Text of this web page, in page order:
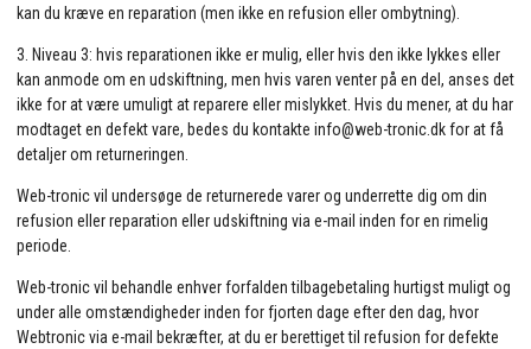
kan du kræve en reparation (men ikke en refusion eller ombytning).
3. Niveau 3: hvis reparationen ikke er mulig, eller hvis den ikke lykkes eller
kan anmode om en udskiftning, men hvis varen venter på en del, anses det
ikke for at være umuligt at reparere eller mislykket. Hvis du mener, at du har
modtaget en defekt vare, bedes du kontakte info@web-tronic.dk for at få
detaljer om returneringen.
Web-tronic vil undersøge de returnerede varer og underrette dig om din
refusion eller reparation eller udskiftning via e-mail inden for en rimelig
periode.
Web-tronic vil behandle enhver forfalden tilbagebetaling hurtigst muligt og
under alle omstændigheder inden for fjorten dage efter den dag, hvor
Webtronic via e-mail bekræfter, at du er berettiget til refusion for defekte